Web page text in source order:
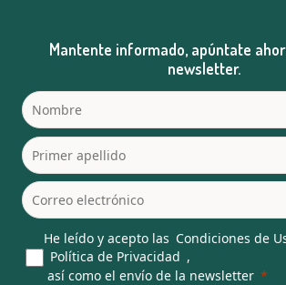
Mantente informado, apúntate
newsletter.
He leído y acepto las Condiciones de
Política de Privacidad ,
así como el envío de la newsletter